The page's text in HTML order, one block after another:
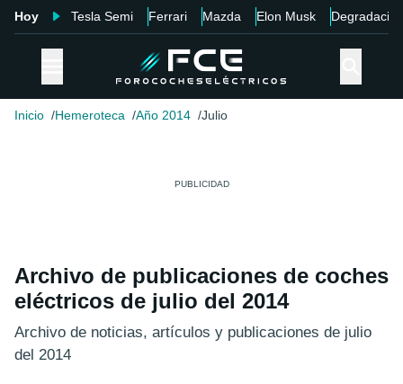
Hoy Tesla Semi Ferrari Mazda Elon Musk Degradación
Inicio Hemeroteca Año 2014 Julio
Archivo de publicaciones de coches
eléctricos de julio del 2014
Archivo de noticias, artículos y publicaciones de julio
del 2014